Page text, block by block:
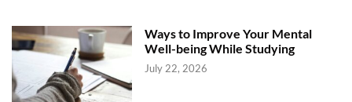
Ways to Improve Your Mental
Well-being While Studying
July 22, 2026